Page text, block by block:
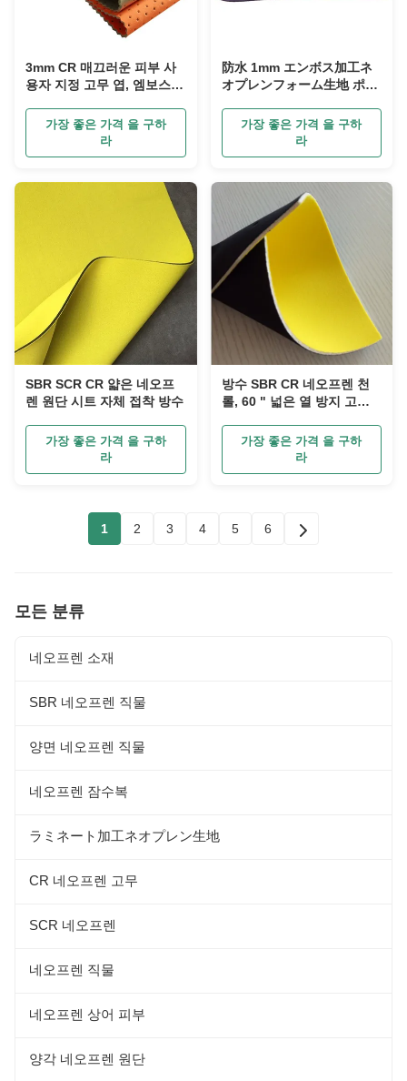
3mm CR 매끄러운 피부 사
용자 지정 고무 엽, 엠보스
가장 좋은 가격 을 구하
라
防水 1mm エンボス加工ネ
オプレンフォーム生地 ポリ
가장 좋은 가격 을 구하
라
SBR SCR CR 얇은 네오프
렌 원단 시트 자체 접착 방수
가장 좋은 가격 을 구하
라
방수 SBR CR 네오프렌 천
롤, 60 " 넓은 열 방지 고무
가장 좋은 가격 을 구하
라
1 2 3 4 5 6
모든 분류
네오프렌 소재
SBR 네오프렌 직물
양면 네오프렌 직물
네오프렌 잠수복
ラミネート加工ネオプレン生地
CR 네오프렌 고무
SCR 네오프렌
네오프렌 직물
네오프렌 상어 피부
양각 네오프렌 원단